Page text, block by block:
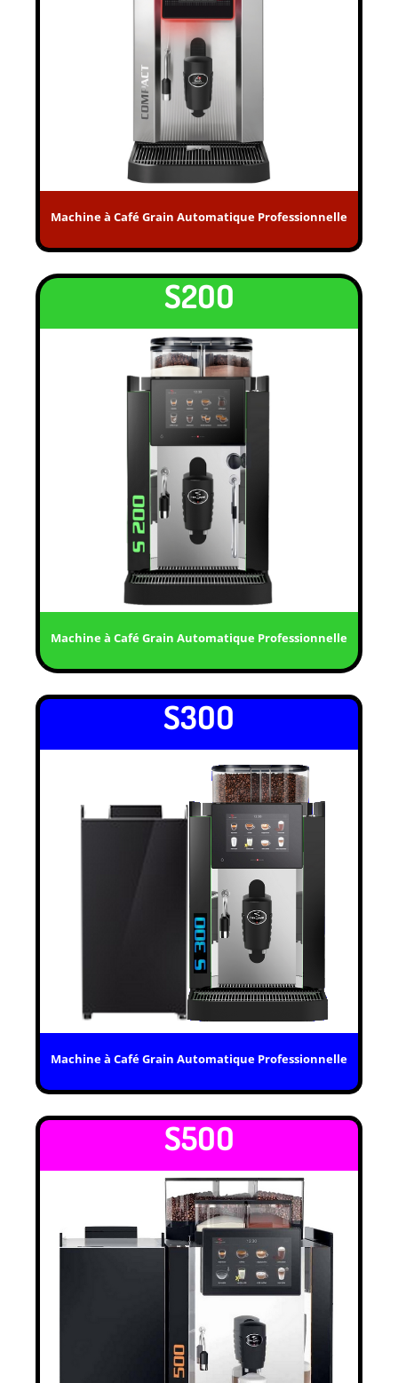
Machine à Café Grain Automatique Professionnelle
S2OO
Machine à Café Grain Automatique Professionnelle
S3OO
Machine à Café Grain Automatique Professionnelle
S5OO